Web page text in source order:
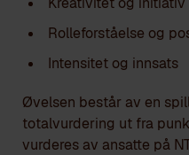
Rolleforståelse og
Intensitet og innsats
Øvelsen består av en
totalvurdering ut fra
vurderes av ansatte på